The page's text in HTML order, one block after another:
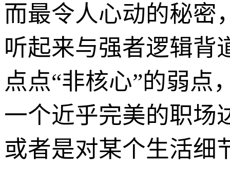
而最令人心动的秘密
听起来与强者逻辑背
点点“非核心”的弱点
一个近乎完美的职场
或者是对某个生活细